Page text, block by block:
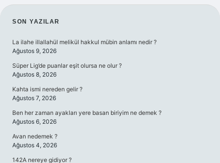
SIDEBAR
SON YAZILAR
La ilahe illallahül melikül hakkul mübin anlamı nedir ?
Ağustos 9, 2026
Süper Lig’de puanlar eşit olursa ne olur ?
Ağustos 8, 2026
Kahta ismi nereden gelir ?
Ağustos 7, 2026
Ben her zaman ayakları yere basan biriyim ne demek ?
Ağustos 6, 2026
Avan nedemek ?
Ağustos 4, 2026
142A nereye gidiyor ?